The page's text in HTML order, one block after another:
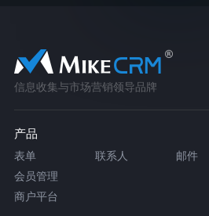
信息收集与市场营销领导品牌
产品
表单 联系人 邮件
会员管理
商户平台